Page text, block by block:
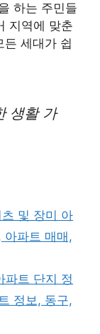
하는 주민들
지역에 맞춘
든 세대가 쉽
생활 가
및 장미 아
아파트 매매,
파트 단지 정
정보, 동구,